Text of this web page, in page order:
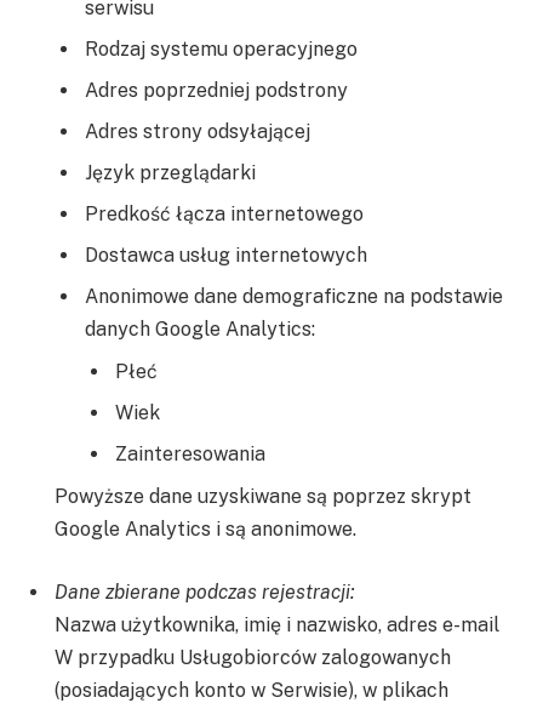
serwisu
Rodzaj systemu operacyjnego
Adres poprzedniej podstrony
Adres strony odsyłającej
Język przeglądarki
Predkość łącza internetowego
Dostawca usług internetowych
Anonimowe dane demograficzne na podstawie
danych Google Analytics:
Płeć
Wiek
Zainteresowania
Powyższe dane uzyskiwane są poprzez skrypt
Google Analytics i są anonimowe.
Dane zbierane podczas rejestracji:
Nazwa użytkownika, imię i nazwisko, adres e-mail
W przypadku Usługobiorców zalogowanych
(posiadających konto w Serwisie), w plikach